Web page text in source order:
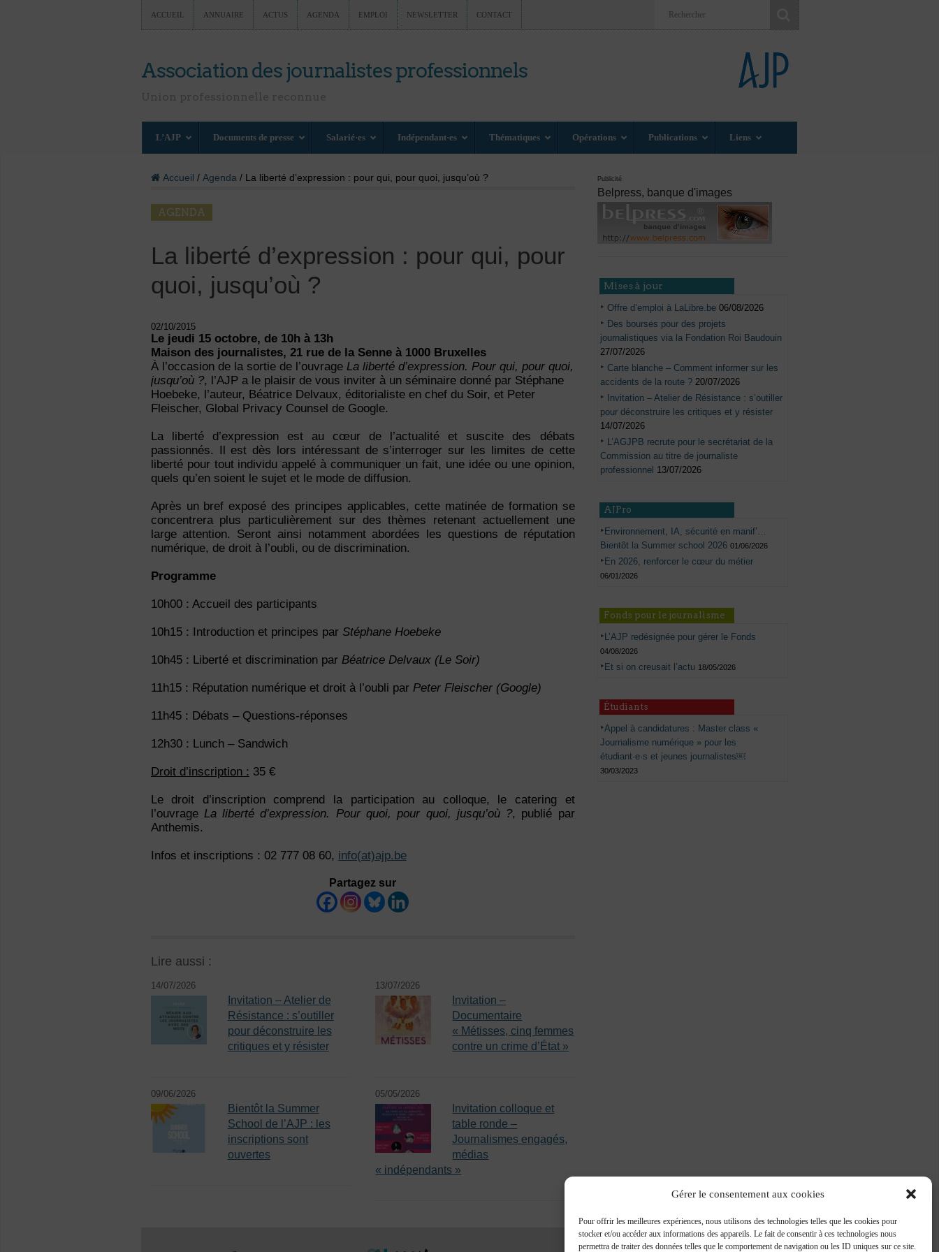
Gérer le consentement aux cookies
Pour offrir les meilleures expériences, nous utilisons des technologies telles que les cookies pour
stocker et/ou accéder aux informations des appareils. Le fait de consentir à ces technologies nous
permettra de traiter des données telles que le comportement de navigation ou les ID uniques sur ce site.
ACCUEIL ANNUAIRE ACTUS AGENDA EMPLOI NEWSLETTER CONTACT
Association des journalistes professionnels
L’AJP Documents de presse Salarié·es Indépendant·es Thématiques Opérations Publications Liens
Accueil / Agenda / La liberté d’expression : pour qui, pour quoi, jusqu’où ?
AGENDA
La liberté d’expression : pour qui, pour
quoi, jusqu’où ?
02/10/2015
Le jeudi 15 octobre, de 10h à 13h
Maison des journalistes, 21 rue de la Senne à 1000 Bruxelles
À l’occasion de la sortie de l’ouvrage La liberté d’expression. Pour qui, pour quoi,
jusqu’où ?, l’AJP a le plaisir de vous inviter à un séminaire donné par Stéphane
Hoebeke, l’auteur, Béatrice Delvaux, éditorialiste en chef du Soir, et Peter
Fleischer, Global Privacy Counsel de Google.
La liberté d’expression est au cœur de l’actualité et suscite des débats
passionnés. Il est dès lors intéressant de s’interroger sur les limites de cette
liberté pour tout individu appelé à communiquer un fait, une idée ou une opinion,
quels qu’en soient le sujet et le mode de diffusion.
Après un bref exposé des principes applicables, cette matinée de formation se
concentrera plus particulièrement sur des thèmes retenant actuellement une
large attention. Seront ainsi notamment abordées les questions de réputation
numérique, de droit à l’oubli, ou de discrimination.
Programme
10h00 : Accueil des participants
10h15 : Introduction et principes par Stéphane Hoebeke
10h45 : Liberté et discrimination par Béatrice Delvaux (Le Soir)
11h15 : Réputation numérique et droit à l’oubli par Peter Fleischer (Google)
11h45 : Débats – Questions-réponses
12h30 : Lunch – Sandwich
Droit d’inscription : 35 €
Le droit d’inscription comprend la participation au colloque, le catering et
l’ouvrage La liberté d’expression. Pour quoi, pour quoi, jusqu’où ?, publié par
Anthemis.
Infos et inscriptions : 02 777 08 60, info(at)ajp.be
Partagez sur
Lire aussi :
14/07/2026
Invitation – Atelier de
Résistance : s’outiller
pour déconstruire les
critiques et y résister
13/07/2026
Invitation –
Documentaire
« Métisses, cinq femmes
contre un crime d’État »
09/06/2026
Bientôt la Summer
School de l’AJP : les
inscriptions sont
ouvertes
05/05/2026
Invitation colloque et
table ronde –
Journalismes engagés,
médias
« indépendants »
Publicité
Belpress, banque d'images
Mises à jour
Offre d’emploi à LaLibre.be 06/08/2026
Des bourses pour des projets
journalistiques via la Fondation Roi Baudouin
27/07/2026
Carte blanche – Comment informer sur les
accidents de la route ? 20/07/2026
Invitation – Atelier de Résistance : s’outiller
pour déconstruire les critiques et y résister
14/07/2026
L’AGJPB recrute pour le secrétariat de la
Commission au titre de journaliste
professionnel 13/07/2026
AJPro
Environnement, IA, sécurité en manif’…
Bientôt la Summer school 2026 01/06/2026
En 2026, renforcer le cœur du métier
06/01/2026
Fonds pour le journalisme
L’AJP redésignée pour gérer le Fonds
04/08/2026
Et si on creusait l’actu 18/05/2026
Étudiants
Appel à candidatures : Master class «
Journalisme numérique » pour les
étudiant·e·s et jeunes journalistes￼
30/03/2023